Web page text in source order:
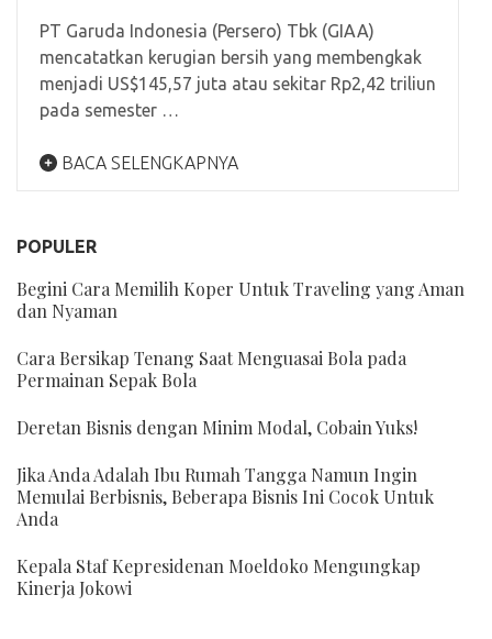
PT Garuda Indonesia (Persero) Tbk (GIAA)
mencatatkan kerugian bersih yang membengkak
menjadi US$145,57 juta atau sekitar Rp2,42 triliun
pada semester …
BACA SELENGKAPNYA
POPULER
Begini Cara Memilih Koper Untuk Traveling yang Aman
dan Nyaman
Cara Bersikap Tenang Saat Menguasai Bola pada
Permainan Sepak Bola
Deretan Bisnis dengan Minim Modal, Cobain Yuks!
Jika Anda Adalah Ibu Rumah Tangga Namun Ingin
Memulai Berbisnis, Beberapa Bisnis Ini Cocok Untuk
Anda
Kepala Staf Kepresidenan Moeldoko Mengungkap
Kinerja Jokowi